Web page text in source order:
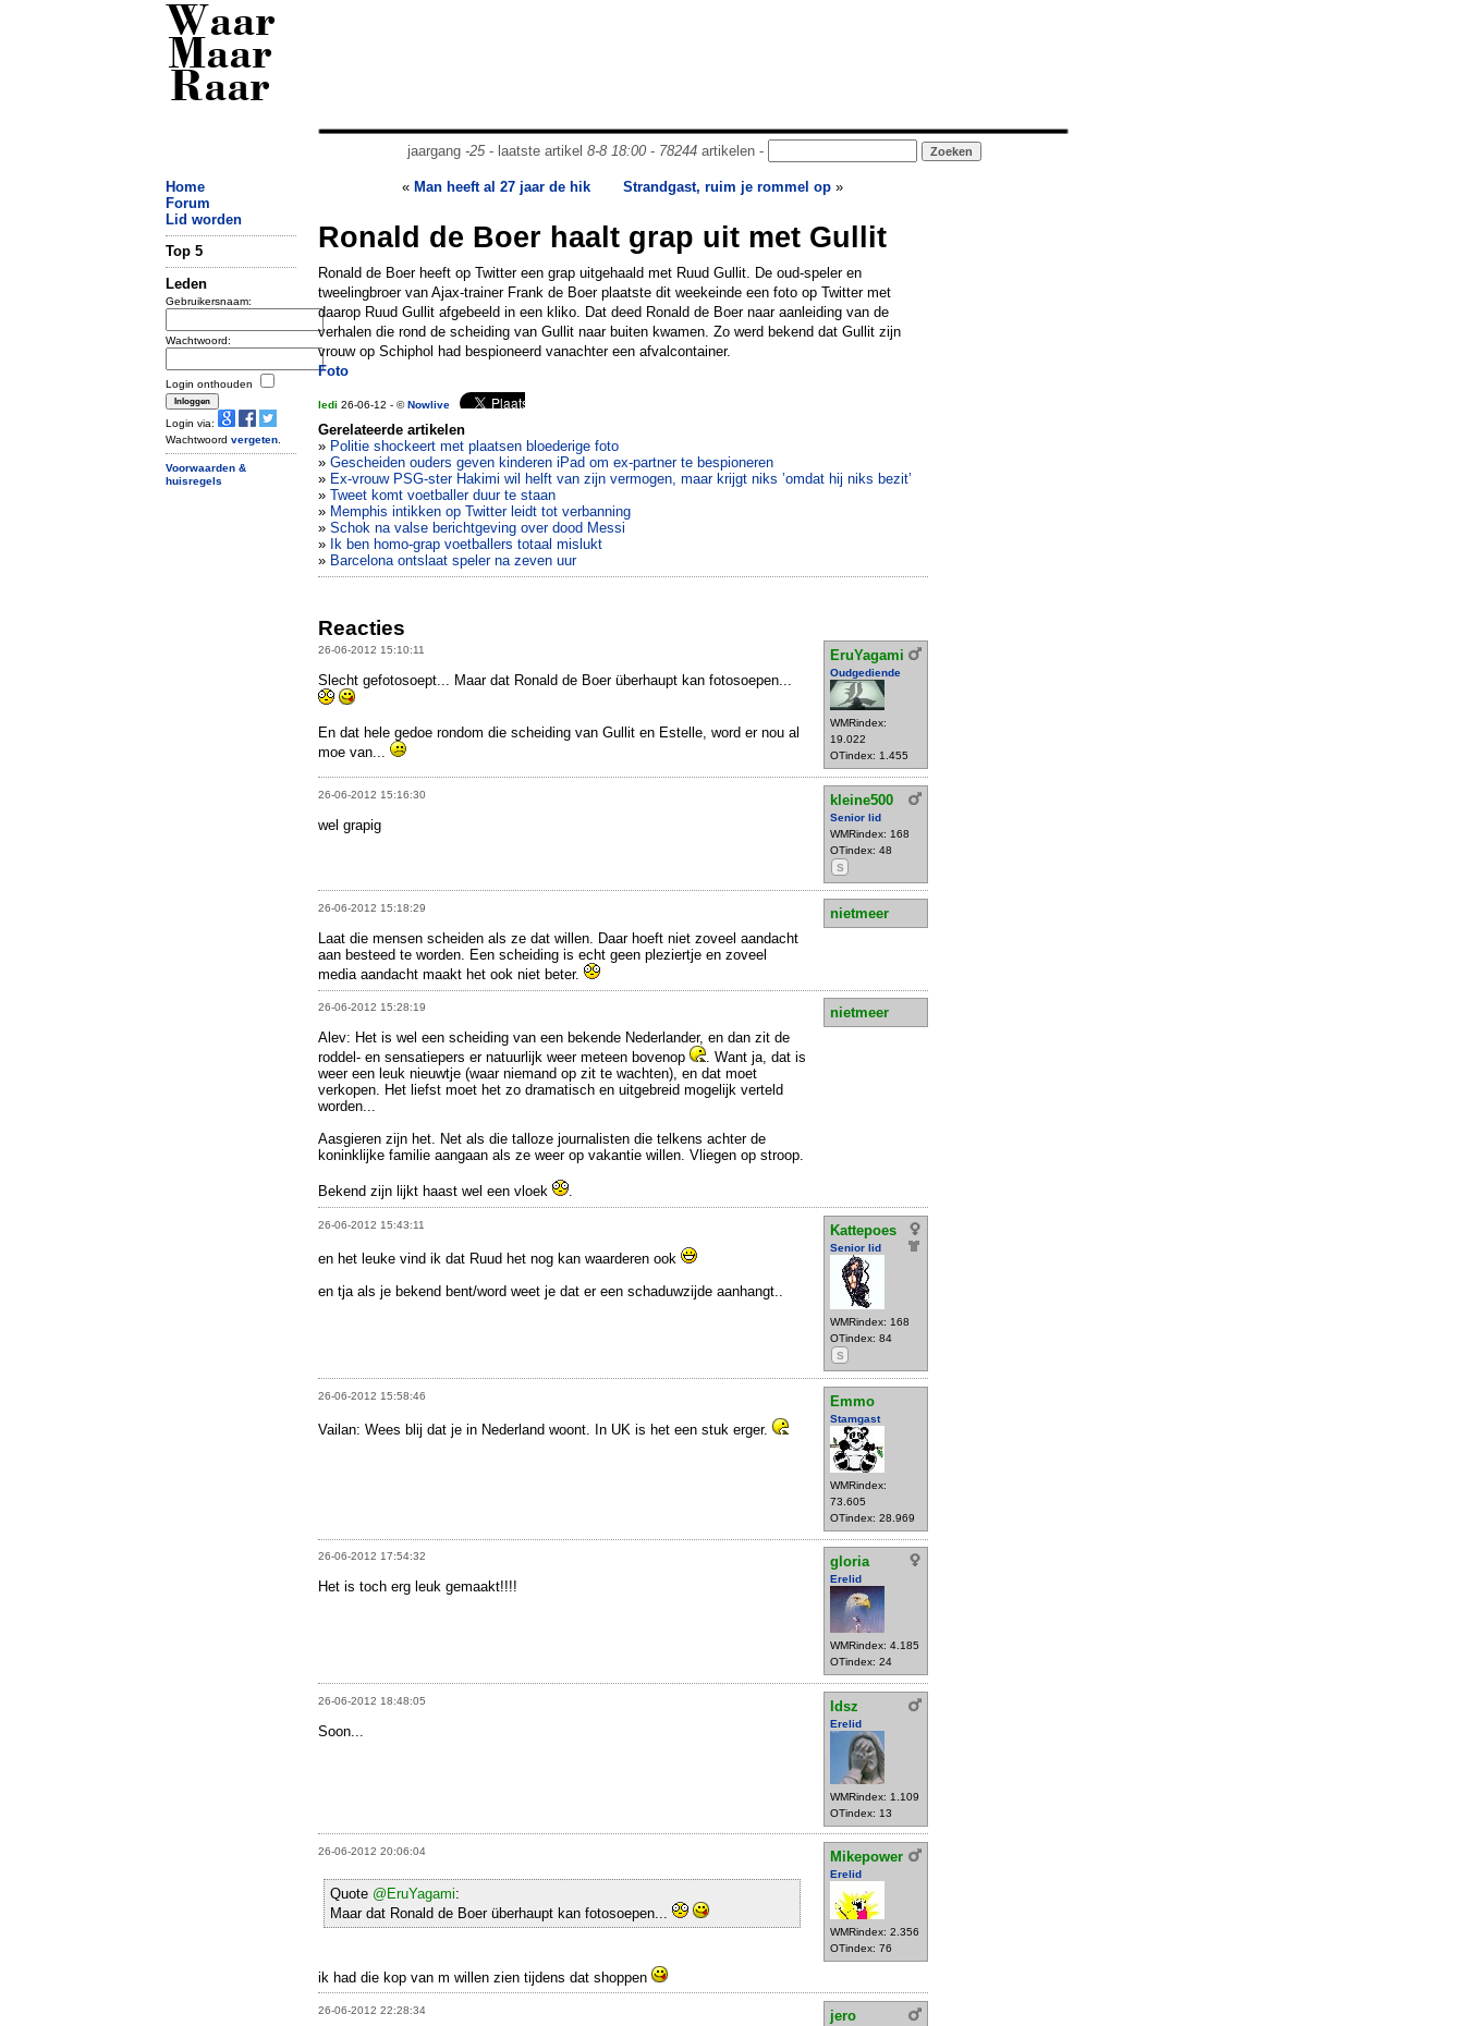
Waar
Maar
Raar
jaargang -25- laatste artikel 8-8 18:00- 78244artikelen -
Home
Forum
Lid worden
Top 5
Leden
Gebruikersnaam:
Wachtwoord:
Login onthouden
Login via:
Wachtwoord vergeten
Voorwaarden &
huisregels
« Man heeft al 27 jaar de hik Strandgast, ruim je rommel op »
Ronald de Boer haalt grap uit met Gullit
Ronald de Boer heeft op Twitter een grap uitgehaald met Ruud Gullit. De oud-speler en
tweelingbroer van Ajax-trainer Frank de Boer plaatste dit weekeinde een foto op Twitter met
daarop Ruud Gullit afgebeeld in een kliko. Dat deed Ronald de Boer naar aanleiding van de
verhalen die rond de scheiding van Gullit naar buiten kwamen. Zo werd bekend dat Gullit zijn
vrouw op Schiphol had bespioneerd vanachter een afvalcontainer.
Foto
ledi 26-06-12 - ©Nowlive
Gerelateerde artikelen
» Politie shockeert met plaatsen bloederige foto
» Gescheiden ouders geven kinderen iPad om ex-partner te bespioneren
» Ex-vrouw PSG-ster Hakimi wil helft van zijn vermogen, maar krijgt niks ’omdat hij niks bezit’
» Tweet komt voetballer duur te staan
» Memphis intikken op Twitter leidt tot verbanning
» Schok na valse berichtgeving over dood Messi
»
Ik ben homo-grap voetballers totaal mislukt
» Barcelona ontslaat speler na zeven uur
Reacties
26-06-2012 15:10:11 EruYagami
Oudgediende
WMRindex:
19.022
OTindex: 1.455
Slecht gefotosoept... Maar dat Ronald de Boer überhaupt kan fotosoepen...
En dat hele gedoe rondom die scheiding van Gullit en Estelle, word er nou al
moe van...
26-06-2012 15:16:30 kleine500
Senior lid
WMRindex: 168
OTindex: 48
S
wel grapig
26-06-2012 15:18:29
nietmeer
Laat die mensen scheiden als ze dat willen. Daar hoeft niet zoveel aandacht
aan besteed te worden. Een scheiding is echt geen pleziertje en zoveel
media aandacht maakt het ook niet beter.
26-06-2012 15:28:19
nietmeer
Alev: Het is wel een scheiding van een bekende Nederlander, en dan zit de
roddel- en sensatiepers er natuurlijk weer meteen bovenop
. Want ja, dat is
weer een leuk nieuwtje (waar niemand op zit te wachten), en dat moet
verkopen. Het liefst moet het zo dramatisch en uitgebreid mogelijk verteld
worden...
Aasgieren zijn het. Net als die talloze journalisten die telkens achter de
koninklijke familie aangaan als ze weer op vakantie willen. Vliegen op stroop.
Bekend zijn lijkt haast wel een vloek .
26-06-2012 15:43:11 Kattepoes
Senior lid
WMRindex: 168
OTindex: 84
S
en het leuke vind ik dat Ruud het nog kan waarderen ook
en tja als je bekend bent/word weet je dat er een schaduwzijde aanhangt..
26-06-2012 15:58:46 Emmo
Stamgast
WMRindex:
73.605
OTindex: 28.969
Vailan: Wees blij dat je in Nederland woont. In UK is het een stuk erger.
26-06-2012 17:54:32 gloria
Erelid
WMRindex: 4.185
OTindex: 24
Het is toch erg leuk gemaakt!!!!
26-06-2012 18:48:05 Idsz
Erelid
WMRindex: 1.109
OTindex: 13
Soon...
26-06-2012 20:06:04 Mikepower
Erelid
WMRindex: 2.356
OTindex: 76
Quote @EruYagami:
Maar dat Ronald de Boer überhaupt kan fotosoepen...
ik had die kop van m willen zien tijdens dat shoppen
26-06-2012 22:28:34 jero